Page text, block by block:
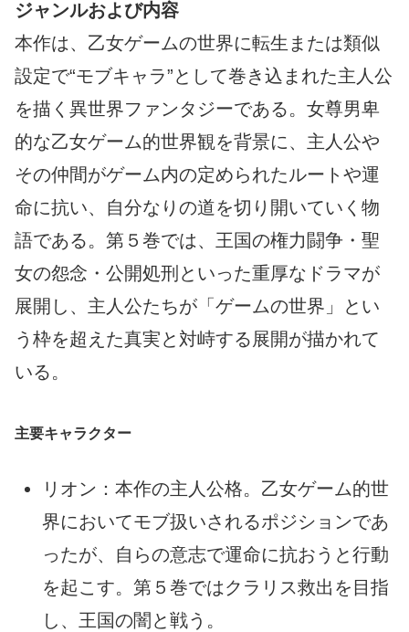
ジャンルおよび内容
本作は、乙女ゲームの世界に転生または類似
設定で“モブキャラ”として巻き込まれた主人公
を描く異世界ファンタジーである。女尊男卑
的な乙女ゲーム的世界観を背景に、主人公や
その仲間がゲーム内の定められたルートや運
命に抗い、自分なりの道を切り開いていく物
語である。第５巻では、王国の権力闘争・聖
女の怨念・公開処刑といった重厚なドラマが
展開し、主人公たちが「ゲームの世界」とい
う枠を超えた真実と対峙する展開が描かれて
いる。
主要キャラクター
リオン：本作の主人公格。乙女ゲーム的世
界においてモブ扱いされるポジションであ
ったが、自らの意志で運命に抗おうと行動
を起こす。第５巻ではクラリス救出を目指
し、王国の闇と戦う。